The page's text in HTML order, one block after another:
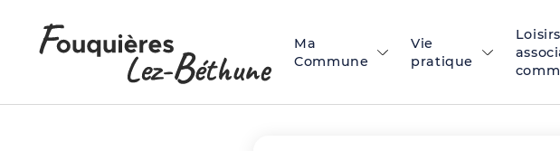
Skip to menu Skip to search Aller au contenu principal
Skip to
Fouquières-lez-Béthune
aMa
Commune
Vie
pratique